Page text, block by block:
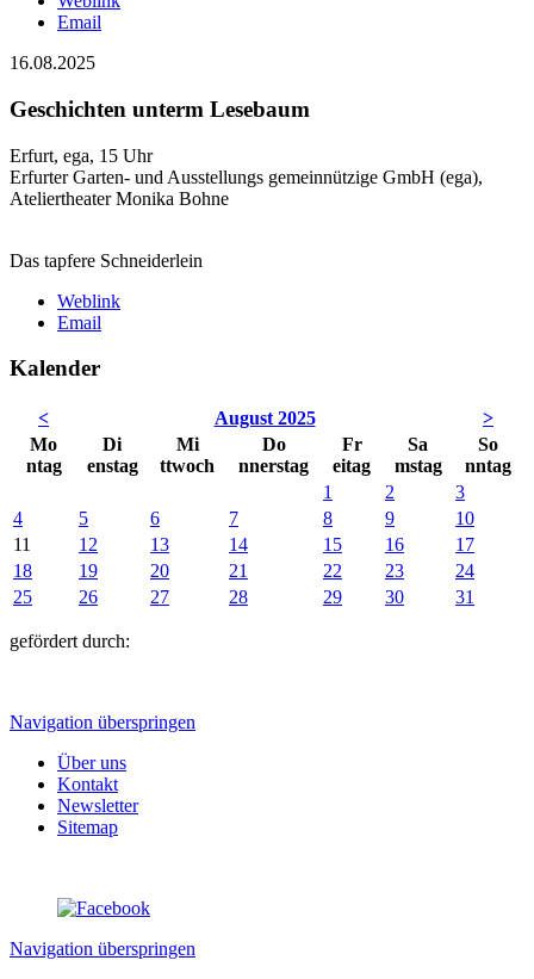
Email
16.08.2025
Geschichten unterm Lesebaum
Erfurt, ega, 15 Uhr
Erfurter Garten- und Ausstellungs gemeinnützige GmbH (ega),
Ateliertheater Monika Bohne
Das tapfere Schneiderlein
Weblink
Email
Kalender
< August 2025
>
Mo
ntag
Di
enstag
Mi
ttwoch
Do
nnerstag
Fr
eitag
Sa
mstag
So
nntag
1
2
3
4
5 6 7 8 9
10
11
12 13 14 15 16
17
18
19 20 21 22 23
24
25
26 27 28 29 30 31
gefördert durch:
Navigation überspringen
Über uns
Kontakt
Newsletter
Sitemap
Navigation überspringen